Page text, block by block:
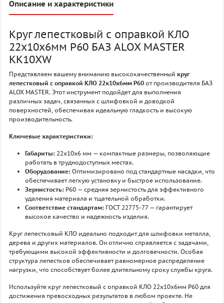
Описание и характеристики
Круг лепестковый с оправкой КЛО
22х10х6мм P60 БАЗ ALOX MASTER
KK10XW
Представляем вашему вниманию высококачественный круг
лепестковый с оправкой КЛО 22х10х6мм P60 от производителя БАЗ
ALOX MASTER. Этот инструмент подойдет для выполнения
различных задач, связанных с шлифовкой и доводкой
поверхностей, обеспечивая идеальную гладкость и высокую
производительность.
Ключевые характеристики:
Габариты: 22х10х6 мм — компактные размеры, позволяющие
работать в труднодоступных местах.
Оборудование: Оптимизировано под стандартные насадки, что
обеспечивает легкую установку и быстрое использование.
Зернистость: P60 — средняя зернистость для эффективного
удаления материала и тщательной обработки.
Соответствие стандартам: ГОСТ 22775-77 — гарантирует
высокое качество и надежность изделия.
Круг лепестковый КЛО идеально подходит для шлифовки металла,
дерева и других материалов. Он отлично справляется с задачами,
требующими высокой эффективности и долговечности. Особая
структура лепестков обеспечивает равномерное распределение
нагрузки, что способствует более длительному сроку службы круга.
Используйте круг лепестковый с оправкой КЛО 22х10х6мм P60 для
достижения превосходных результатов в любом проекте. Не